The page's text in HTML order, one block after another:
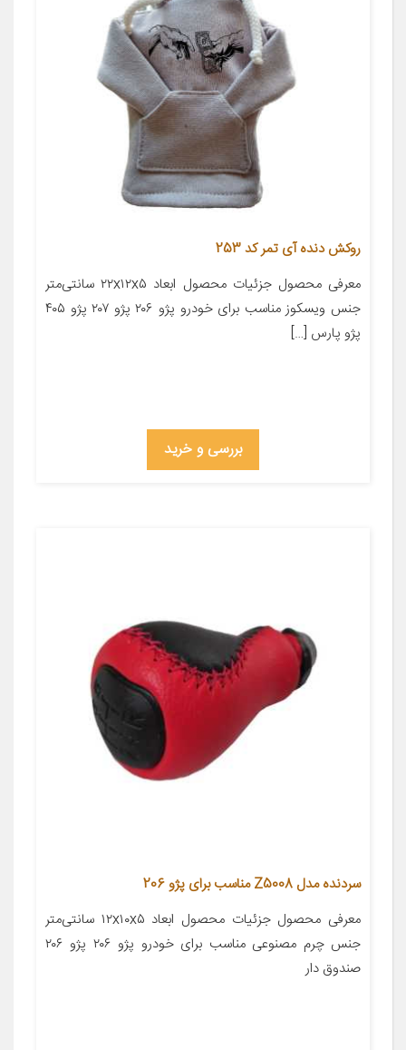
روکش دنده آی تمر کد 253
معرفی محصول جزئیات محصول ابعاد ۲۲x۱۲x۵ سانتی‌متر
جنس ویسکوز مناسب برای خودرو پژو ۲۰۶ پژو ۲۰۷ پژو ۴۰۵
پژو پارس […]
بررسی و خرید
سردنده مدل Z5008 مناسب برای پژو 206
معرفی محصول جزئیات محصول ابعاد ۱۲x۱۰x۵ سانتی‌متر
جنس چرم مصنوعی مناسب برای خودرو پژو ۲۰۶ پژو ۲۰۶
صندوق دار